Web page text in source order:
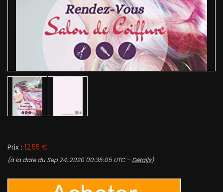
Prix : 12,55 €
(à la date du Sep 24, 2020 00:35:05 UTC –Détails)